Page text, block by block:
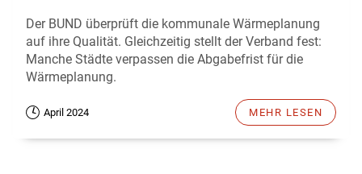
Der BUND überprüft die kommunale Wärmeplanung
auf ihre Qualität. Gleichzeitig stellt der Verband fest:
Manche Städte verpassen die Abgabefrist für die
Wärmeplanung.
April 2024 MEHR LESEN